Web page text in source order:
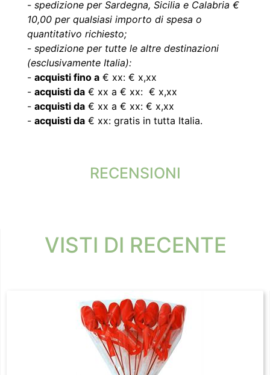
- spedizione per Sardegna, Sicilia e Calabria €
10,00 per qualsiasi importo di spesa o
quantitativo richiesto;
- spedizione per tutte le altre destinazioni
(esclusivamente Italia):
- acquisti fino a € xx: € x,xx
- acquisti da € xx a € xx: € x,xx
- acquisti da € xx a € xx: € x,xx
- acquisti da € xx: gratis in tutta Italia.
RECENSIONI
VISTI DI RECENTE